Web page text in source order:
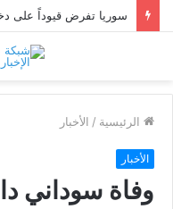
الرئيسية / الأخبار
الأخبار
وفاة سوداني